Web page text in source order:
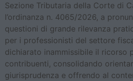
Sezione Tributaria della Corte di
l’ordinanza n. 4065/2026, a
questioni di grande rilevanza
per i professionisti del settore
dichiarato inammissibile il ricorso
contribuenti, consolidando
giurisprudenza e offrendo al